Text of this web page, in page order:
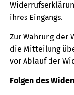
ihres Eingangs.
Zur Wahrung der
die Mitteilung
vor Ablauf der
Folgen des